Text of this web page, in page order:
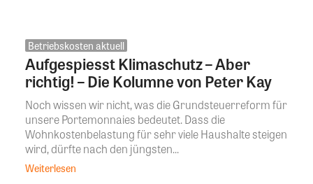
Betriebskosten aktuell
Aufgespiesst Klimaschutz – Aber
richtig! – Die Kolumne von Peter Kay
Noch wissen wir nicht, was die Grundsteuerreform für
unsere Portemonnaies bedeutet. Dass die
Wohnkostenbelastung für sehr viele Haushalte steigen
wird, dürfte nach den jüngsten...
Weiterlesen